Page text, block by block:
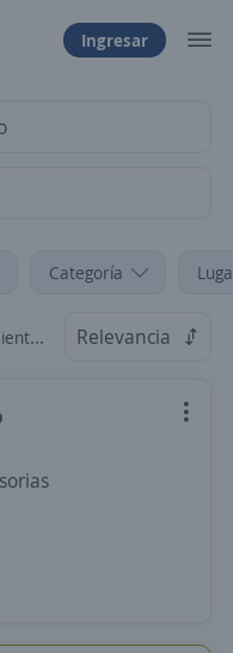
Ingresar
Categoría
Relevancia